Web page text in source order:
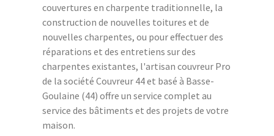
couvertures en charpente traditionnelle, la
construction de nouvelles toitures et de
nouvelles charpentes, ou pour effectuer des
réparations et des entretiens sur des
charpentes existantes, l'artisan couvreur Pro
de la société Couvreur 44 et basé à Basse-
Goulaine (44) offre un service complet au
service des bâtiments et des projets de votre
maison.